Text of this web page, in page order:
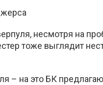
несмотря на
тоже выглядит
– на это БК